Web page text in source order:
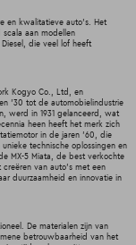
en kwalitatieve auto's. Het
aan modellen
die veel lof heeft
Kogyo Co., Ltd, en
'30 tot de automobielindustrie
werd in 1931 gelanceerd, wat
heen heeft het merk zich
in de jaren '60, die
technische oplossingen en
MX-5 Miata, de best verkochte
van auto's met een
duurzaamheid en innovatie in
De materialen zijn van
betrouwbaarheid van het